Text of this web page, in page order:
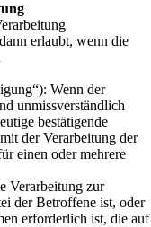
erlaubt, wenn die
Wenn der
unmissverständlich
bestätigende
der Verarbeitung der
einen oder mehrere
Verarbeitung zur
der Betroffene ist, oder
erforderlich ist, die auf